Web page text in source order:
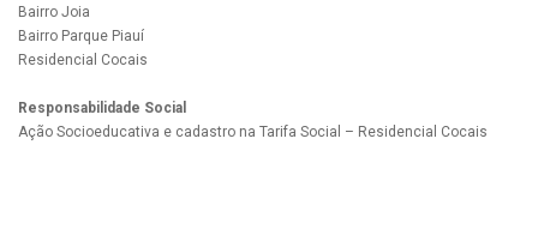
Bairro Joia
Bairro Parque Piauí
Residencial Cocais
Responsabilidade Social
Ação Socioeducativa e cadastro na Tarifa Social – Residencial Cocais